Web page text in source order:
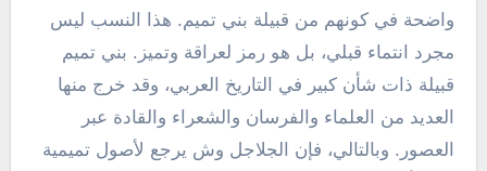
واضحة في كونهم من قبيلة بني تميم. هذا النسب ليس
مجرد انتماء قبلي، بل هو رمز لعراقة وتميز. بني تميم
قبيلة ذات شأن كبير في التاريخ العربي، وقد خرج منها
العديد من العلماء والفرسان والشعراء والقادة عبر
العصور. وبالتالي، فإن الجلاجل وش يرجع لأصول تميمية